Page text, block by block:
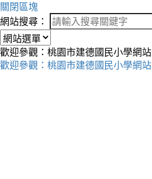
關閉區塊
網站搜尋：
歡迎參觀：桃園市建德國民小學網站
歡迎參觀：桃園市建德國民小學網站